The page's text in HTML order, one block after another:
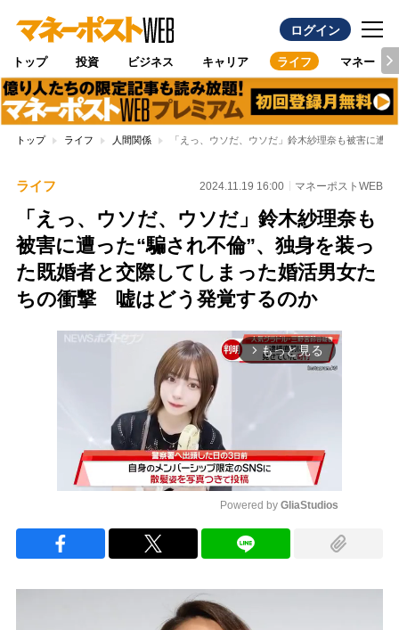
ログイン
トップ 投資 ビジネス キャリア ライフ マネー
トップ ライフ 人間関係 「えっ、ウソだ、ウソだ」鈴木紗理奈も被害に遭
ライフ 2024.11.19 16:00 マネーポストWEB
「えっ、ウソだ、ウソだ」鈴木紗理奈も
被害に遭った“騙され不倫”、独身を装っ
た既婚者と交際してしまった婚活男女た
ちの衝撃 嘘はどう発覚するのか
arrow_forward_ios もっと見る
Powered by GliaStudios